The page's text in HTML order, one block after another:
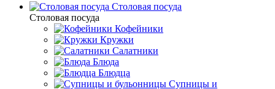
Столовая посуда
Столовая посуда
Кофейники
Кружки
Салатники
Блюда
Блюдца
Супницы и